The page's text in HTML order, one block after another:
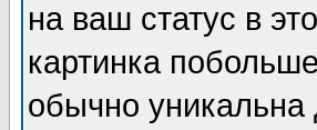
на ваш статус в
картинка
обычно уникальна